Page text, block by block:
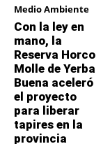
Medio Ambiente
Con la ley en
mano, la
Reserva Horco
Molle de Yerba
Buena aceleró
el proyecto
para liberar
tapires en la
provincia